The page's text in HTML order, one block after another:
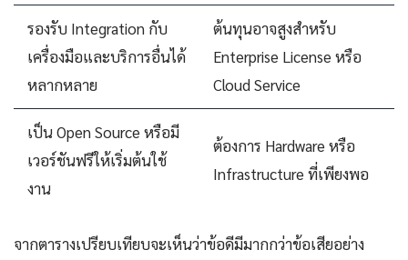
รองรับ Integration กับ
เครื่องมือและบริการอื่นได้
หลากหลาย
ต้นทุนอาจสูงสำหรับ
Enterprise License หรือ
Cloud Service
เป็น Open Source หรือมี
เวอร์ชันฟรีให้เริ่มต้นใช้
งาน
ต้องการ Hardware หรือ
Infrastructure ที่เพียงพอ
จากตารางเปรียบเทียบจะเห็นว่าข้อดีมีมากกว่าข้อเสียอย่าง